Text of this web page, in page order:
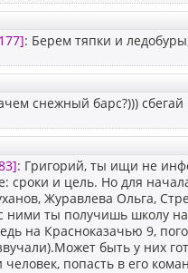
: Берем тяпки и
снежный барс?)))
: Григорий, ты ищи не
сроки и цель. Но для
Журавлева Ольга,
с ними ты получишь школу
на Красноказачью 9,
быть у них
попасть в его